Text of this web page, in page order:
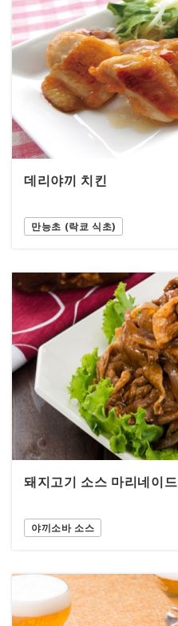
데리야끼 치킨
만능초 (락쿄 식초)
돼지고기 소스 마리네이드
야끼소바 소스